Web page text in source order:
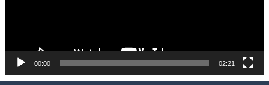
00:00 02:21